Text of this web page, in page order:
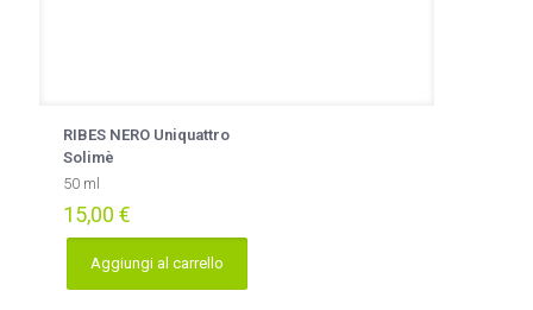
RIBES NERO Uniquattro
Solimè
50 ml
15,00 €
Aggiungi al carrello